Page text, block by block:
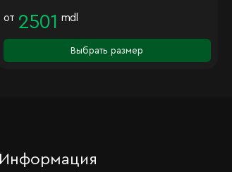
от 2501 mdl
Выбрать размер
Информация